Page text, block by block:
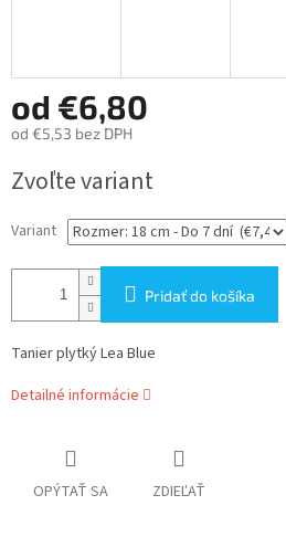
od €6,80
od €5,53 bez DPH
cena:
Zvoľte variant
Variant
Pridať do košíka
Tanier plytký Lea Blue
Detailné informácie
OPÝTAŤ SA ZDIEĽAŤ